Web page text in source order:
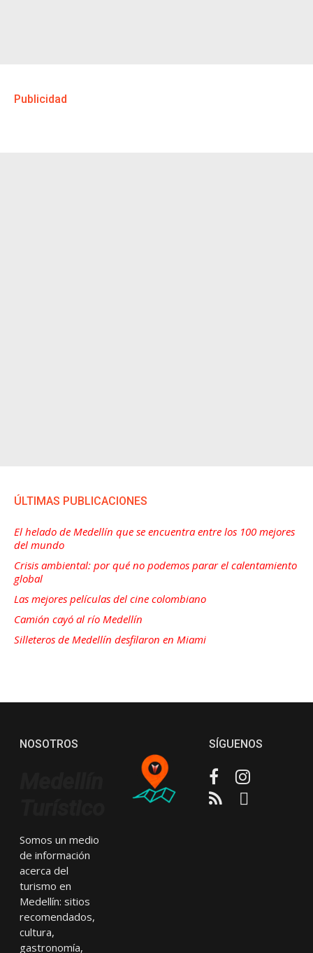
Publicidad
ÚLTIMAS PUBLICACIONES
El helado de Medellín que se encuentra entre los 100 mejores
del mundo
Crisis ambiental: por qué no podemos parar el calentamiento
global
Las mejores películas del cine colombiano
Camión cayó al río Medellín
Silleteros de Medellín desfilaron en Miami
NOSOTROS
Somos un medio
de información
acerca del
turismo en
Medellín: sitios
recomendados,
cultura,
gastronomía,
SÍGUENOS
FacebookInstagram